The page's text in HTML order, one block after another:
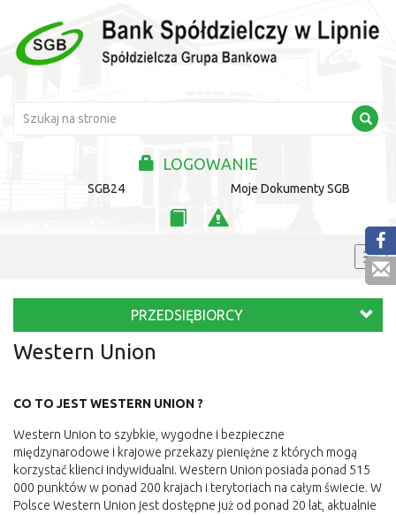
LOGOWANIE
SGB24 Moje Dokumenty SGB
PRZEDSIĘBIORCY
Western Union
CO TO JEST WESTERN UNION ?
Western Union to szybkie, wygodne i bezpieczne
międzynarodowe i krajowe przekazy pieniężne z których mogą
korzystać klienci indywidualni. Western Union posiada ponad 515
000 punktów w ponad 200 krajach i terytoriach na całym świecie. W
Polsce Western Union jest dostępne już od ponad 20 lat, aktualnie